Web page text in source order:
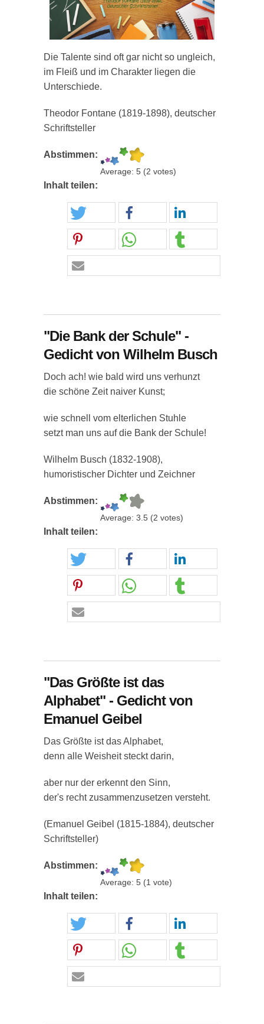
Die Talente sind oft gar nicht so ungleich,
im Fleiß und im Charakter liegen die
Unterschiede.
Theodor Fontane (1819-1898), deutscher
Schriftsteller
Abstimmen:
Average: 5 (2 votes)
Inhalt teilen:
"Die Bank der Schule" -
Gedicht von Wilhelm Busch
Doch ach! wie bald wird uns verhunzt
die schöne Zeit naiver Kunst;
wie schnell vom elterlichen Stuhle
setzt man uns auf die Bank der Schule!
Wilhelm Busch (1832-1908),
humoristischer Dichter und Zeichner
Abstimmen:
Average: 3.5 (2 votes)
Inhalt teilen:
"Das Größte ist das
Alphabet" - Gedicht von
Emanuel Geibel
Das Größte ist das Alphabet,
denn alle Weisheit steckt darin,
aber nur der erkennt den Sinn,
der's recht zusammenzusetzen versteht.
(Emanuel Geibel (1815-1884), deutscher
Schriftsteller)
Abstimmen:
Average: 5 (1 vote)
Inhalt teilen: